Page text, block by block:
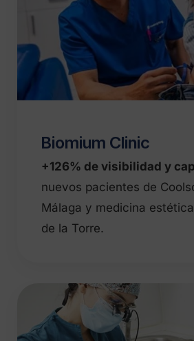
Biomium Clinic
+126% de visibilidad y
nuevos pacientes de
Málaga y medicina
de la Torre.